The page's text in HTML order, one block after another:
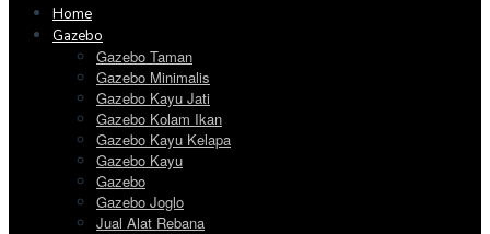
Home
Gazebo
Gazebo Taman
Gazebo Minimalis
Gazebo Kayu Jati
Gazebo Kolam Ikan
Gazebo Kayu Kelapa
Gazebo Kayu
Gazebo
Gazebo Joglo
Jual Alat Rebana